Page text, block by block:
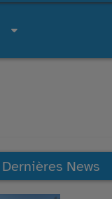
Dernières News